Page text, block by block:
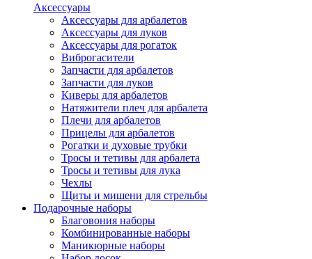
Аксессуары
Аксессуары для арбалетов
Аксессуары для луков
Аксессуары для рогаток
Виброгасители
Запчасти для арбалетов
Запчасти для луков
Киверы для арбалетов
Натяжители плеч для арбалета
Плечи для арбалетов
Прицелы для арбалетов
Рогатки и духовые трубки
Тросы и тетивы для арбалета
Тросы и тетивы для лука
Чехлы
Щиты и мишени для стрельбы
Подарочные наборы
Благовония наборы
Комбинированные наборы
Маникюрные наборы